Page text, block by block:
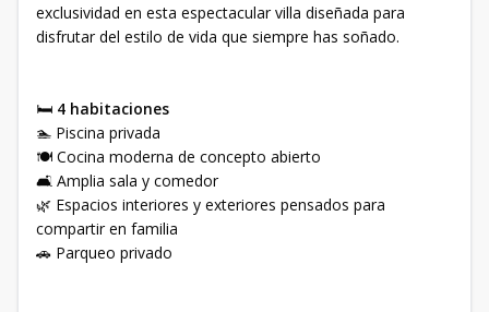
exclusividad en esta espectacular villa diseñada para
disfrutar del estilo de vida que siempre has soñado.
🛏️ 4 habitaciones
🏊 Piscina privada
🍽️ Cocina moderna de concepto abierto
🛋️ Amplia sala y comedor
🌿 Espacios interiores y exteriores pensados para
compartir en familia
🚗 Parqueo privado